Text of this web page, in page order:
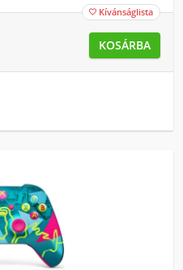
 Kívánságlista
KOSÁRBA